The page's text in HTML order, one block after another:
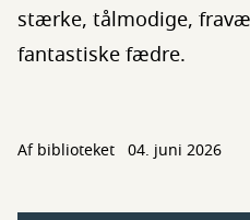
stærke, tålmodige,
fantastiske fædre.
Af biblioteket 04. juni 2026